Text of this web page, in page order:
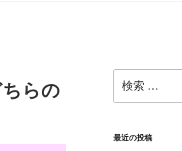
らの
索:
最近の投稿